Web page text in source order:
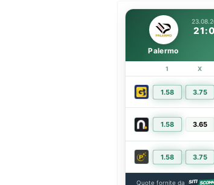
Palermo
1 X
1.58 3.75
1.58 3.65
1.58 3.75
Quote fornite da